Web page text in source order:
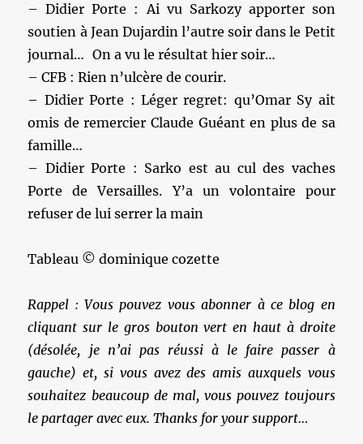
– Didier Porte : Ai vu Sarkozy apporter son
soutien à Jean Dujardin l’autre soir dans le Petit
journal… On a vu le résultat hier soir…
– CFB : Rien n’ulcère de courir.
– Didier Porte : Léger regret: qu’Omar Sy ait
omis de remercier Claude Guéant en plus de sa
famille…
– Didier Porte : Sarko est au cul des vaches
Porte de Versailles. Y’a un volontaire pour
refuser de lui serrer la main
Tableau © dominique cozette
Rappel : Vous pouvez vous abonner à ce blog en
cliquant sur le gros bouton vert en haut à droite
(désolée, je n’ai pas réussi à le faire passer à
gauche) et, si vous avez des amis auxquels vous
souhaitez beaucoup de mal, vous pouvez toujours
le partager avec eux. Thanks for your support…